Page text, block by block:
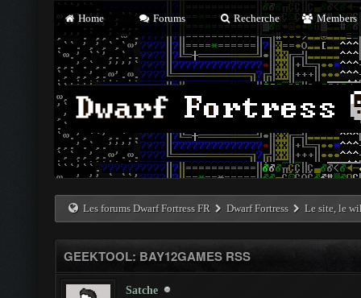
Home Forums Recherche Members
Les forums Dwarf Fortress FR Dwarf Fortress Le site, le
GEEKTOOL: BAY12GAMES RSS
Satche